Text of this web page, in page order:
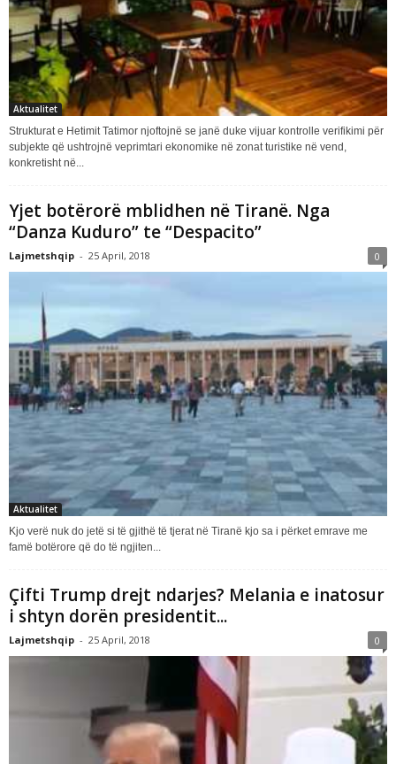
Aktualitet
Strukturat e Hetimit Tatimor njoftojnë se janë duke vijuar kontrolle verifikimi për
subjekte që ushtrojnë veprimtari ekonomike në zonat turistike në vend,
konkretisht në...
Yjet botërorë mblidhen në Tiranë. Nga
“Danza Kuduro” te “Despacito”
Lajmetshqip - 25 April, 2018 0
Aktualitet
Kjo verë nuk do jetë si të gjithë të tjerat në Tiranë kjo sa i përket emrave me
famë botërore që do të ngjiten...
Çifti Trump drejt ndarjes? Melania e inatosur
i shtyn dorën presidentit...
Lajmetshqip - 25 April, 2018 0